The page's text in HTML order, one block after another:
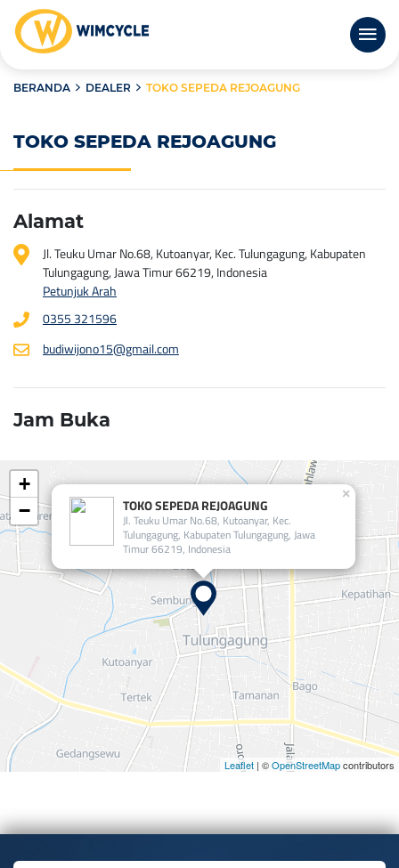
BERANDA DEALER TOKO SEPEDA REJOAGUNG
TOKO SEPEDA REJOAGUNG
Alamat
Jl. Teuku Umar No.68, Kutoanyar, Kec. Tulungagung, Kabupaten
Tulungagung, Jawa Timur 66219, Indonesia
Petunjuk Arah
0355 321596
budiwijono15@gmail.com
Jam Buka
TOKO SEPEDA REJOAGUNG
Jl. Teuku Umar No.68, Kutoanyar, Kec.
Tulungagung, Kabupaten Tulungagung, Jawa
Timur 66219, Indonesia
×
+
−
Leaflet | ©OpenStreetMapcontributors